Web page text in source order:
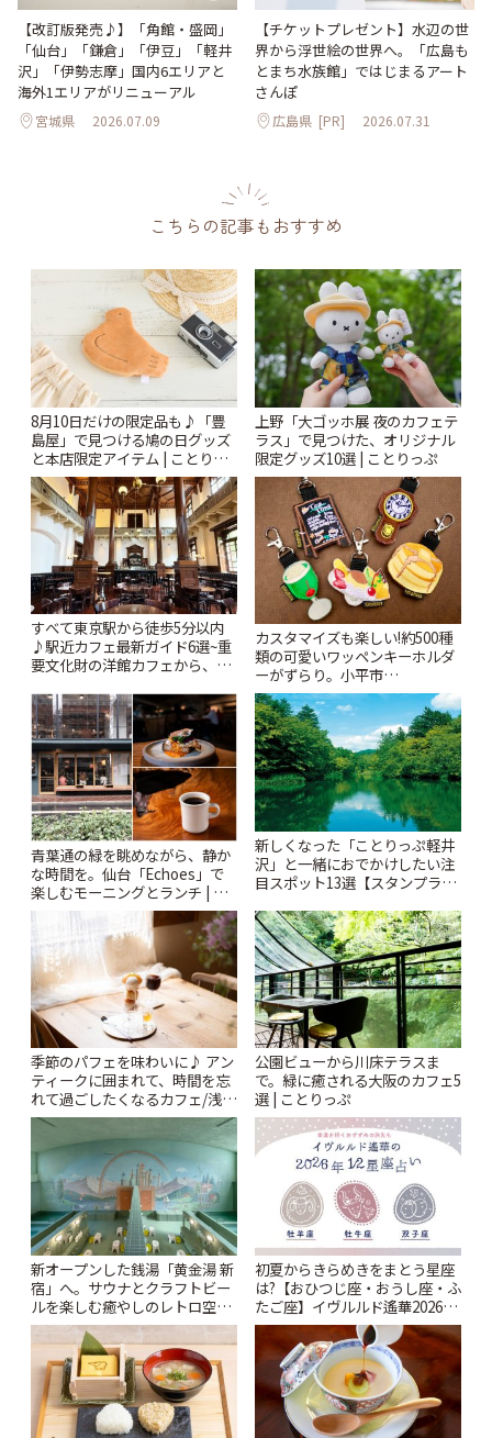
【改訂版発売♪】「角館・盛岡」
「仙台」「鎌倉」「伊豆」「軽井
沢」「伊勢志摩」国内6エリアと
海外1エリアがリニューアル
宮城県 2026.07.09
【チケットプレゼント】水辺の世
界から浮世絵の世界へ。「広島も
とまち水族館」ではじまるアート
さんぽ
広島県 [PR] 2026.07.31
こちらの記事もおすすめ
8月10日だけの限定品も♪「豊
島屋」で見つける鳩の日グッズ
と本店限定アイテム | ことりっ
ぷ
上野「大ゴッホ展 夜のカフェテ
ラス」で見つけた、オリジナル
限定グッズ10選 | ことりっぷ
すべて東京駅から徒歩5分以内
♪駅近カフェ最新ガイド6選~重
要文化財の洋館カフェから、改
りっぷ
カスタマイズも楽しい!約500種
類の可愛いワッペンキーホルダ
ーがずらり。小平市
「Kimamaya T&K」 | ことりっ
ぷ
青葉通の緑を眺めながら、静か
な時間を。仙台「Echoes」で
楽しむモーニングとランチ | こ
とりっぷ
新しくなった「ことりっぷ軽井
沢」と一緒におでかけしたい注
目スポット13選【スタンプラリ
季節のパフェを味わいに♪ アン
ティークに囲まれて、時間を忘
れて過ごしたくなるカフェ/浅草
「annorum cafe」 | ことりっぷ
公園ビューから川床テラスま
で。緑に癒される大阪のカフェ5
選 | ことりっぷ
新オープンした銭湯「黄金湯 新
宿」へ。サウナとクラフトビー
ルを楽しむ癒やしのレトロ空間
| ことりっぷ
初夏からきらめきをまとう星座
は?【おひつじ座・おうし座・ふ
たご座】イヴルルド遙華2026年
春の運勢~Spring~ | ことりっぷ